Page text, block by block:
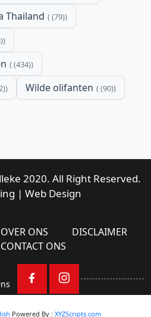
Thailand (79)
(434)
Wilde olifanten (90)
2020. All Right Reserved.
| Web Design
OVER ONS
DISCLAIMER
CONTACT ONS
Powered By : XYZScripts.com